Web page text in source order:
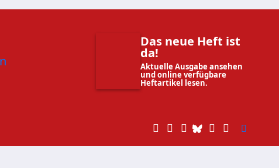
Das neue Heft ist
da!
Aktuelle Ausgabe ansehen
und online verfügbare
Heftartikel lesen.